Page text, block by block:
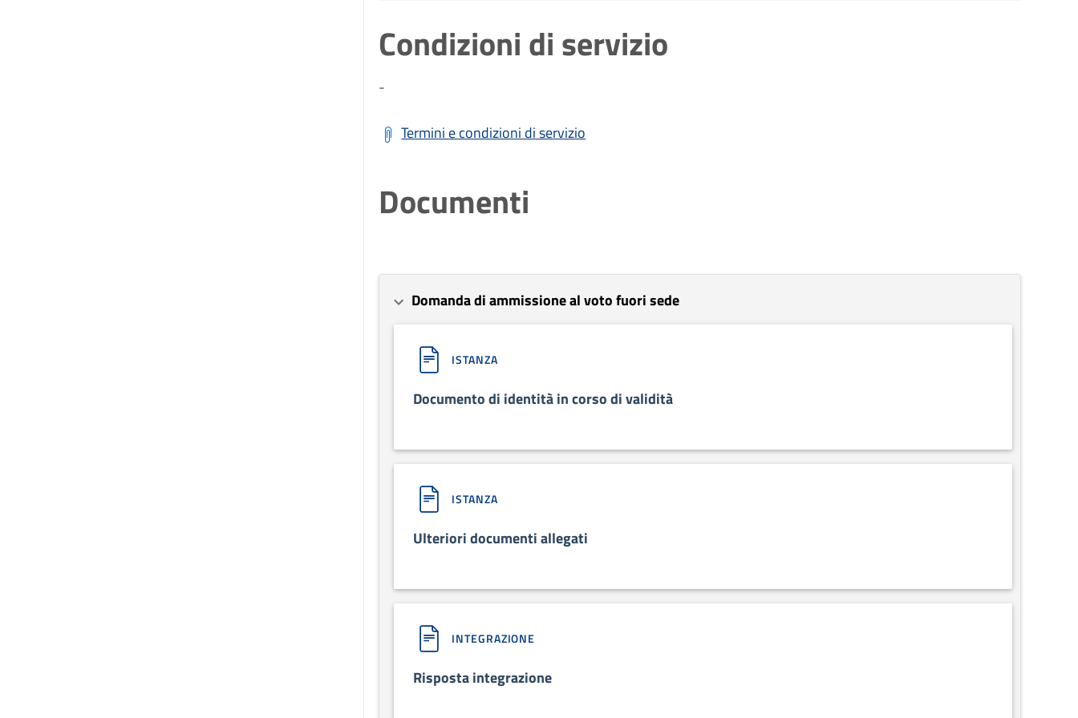
Condizioni di servizio
-
Termini e condizioni di servizio
Documenti
Domanda di ammissione al voto fuori sede
ISTANZA
Documento di identità in corso di validità
ISTANZA
Ulteriori documenti allegati
INTEGRAZIONE
Risposta integrazione